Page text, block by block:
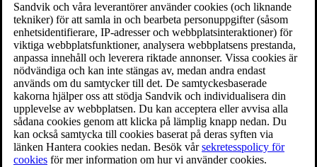
Sandvik och våra leverantörer använder cookies (och liknande
tekniker) för att samla in och bearbeta personuppgifter (såsom
enhetsidentifierare, IP-adresser och webbplatsinteraktioner) för
viktiga webbplatsfunktioner, analysera webbplatsens prestanda,
anpassa innehåll och leverera riktade annonser. Vissa cookies är
nödvändiga och kan inte stängas av, medan andra endast
används om du samtycker till det. De samtyckesbaserade
kakorna hjälper oss att stödja Sandvik och individualisera din
upplevelse av webbplatsen. Du kan acceptera eller avvisa alla
sådana cookies genom att klicka på lämplig knapp nedan. Du
kan också samtycka till cookies baserat på deras syften via
länken Hantera cookies nedan. Besök vårsekretesspolicy för
cookies för mer information om hur vi använder cookies.